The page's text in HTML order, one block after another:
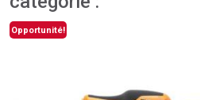
Opportunité!